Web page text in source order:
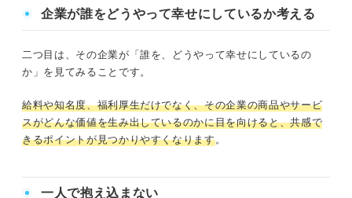
企業が誰をどうやって幸せにしているか考える
二つ目は、その企業が「誰を、どうやって幸せにしているの
か」を見てみることです。
給料や知名度、福利厚生だけでなく、その企業の商品やサービ
スがどんな価値を生み出しているのかに目を向けると、共感で
きるポイントが見つかりやすくなります。
一人で抱え込まない